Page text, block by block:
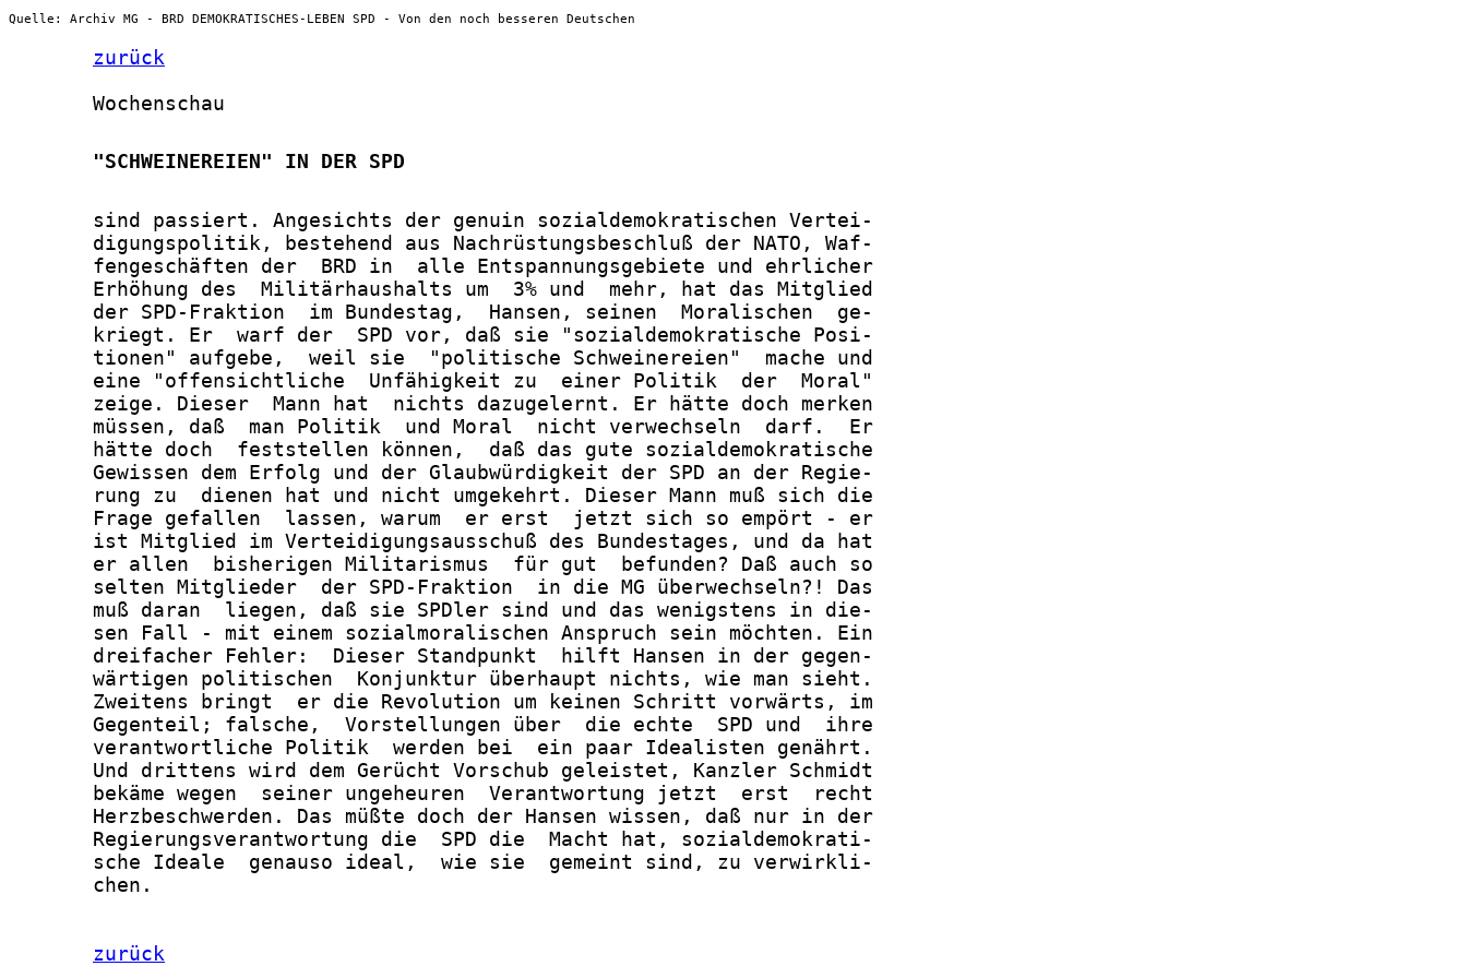
Quelle: Archiv MG - BRD DEMOKRATISCHES-LEBEN SPD - Von den noch besseren Deutschen
zurück
       Wochenschau
       "SCHWEINEREIEN" IN DER SPD
       sind passiert. Angesichts der genuin sozialdemokratischen Vertei-
       digungspolitik, bestehend aus Nachrüstungsbeschluß der NATO, Waf-
       fengeschäften der  BRD in  alle Entspannungsgebiete und ehrlicher
       Erhöhung des  Militärhaushalts um  3% und  mehr, hat das Mitglied
       der SPD-Fraktion  im Bundestag,  Hansen, seinen  Moralischen  ge-
       kriegt. Er  warf der  SPD vor, daß sie "sozialdemokratische Posi-
       tionen" aufgebe,  weil sie  "politische Schweinereien"  mache und
       eine "offensichtliche  Unfähigkeit zu  einer Politik  der  Moral"
       zeige. Dieser  Mann hat  nichts dazugelernt. Er hätte doch merken
       müssen, daß  man Politik  und Moral  nicht verwechseln  darf.  Er
       hätte doch  feststellen können,  daß das gute sozialdemokratische
       Gewissen dem Erfolg und der Glaubwürdigkeit der SPD an der Regie-
       rung zu  dienen hat und nicht umgekehrt. Dieser Mann muß sich die
       Frage gefallen  lassen, warum  er erst  jetzt sich so empört - er
       ist Mitglied im Verteidigungsausschuß des Bundestages, und da hat
       er allen  bisherigen Militarismus  für gut  befunden? Daß auch so
       selten Mitglieder  der SPD-Fraktion  in die MG überwechseln?! Das
       muß daran  liegen, daß sie SPDler sind und das wenigstens in die-
       sen Fall - mit einem sozialmoralischen Anspruch sein möchten. Ein
       dreifacher Fehler:  Dieser Standpunkt  hilft Hansen in der gegen-
       wärtigen politischen  Konjunktur überhaupt nichts, wie man sieht.
       Zweitens bringt  er die Revolution um keinen Schritt vorwärts, im
       Gegenteil; falsche,  Vorstellungen über  die echte  SPD und  ihre
       verantwortliche Politik  werden bei  ein paar Idealisten genährt.
       Und drittens wird dem Gerücht Vorschub geleistet, Kanzler Schmidt
       bekäme wegen  seiner ungeheuren  Verantwortung jetzt  erst  recht
       Herzbeschwerden. Das müßte doch der Hansen wissen, daß nur in der
       Regierungsverantwortung die  SPD die  Macht hat, sozialdemokrati-
       sche Ideale  genauso ideal,  wie sie  gemeint sind, zu verwirkli-
       chen.
zurück